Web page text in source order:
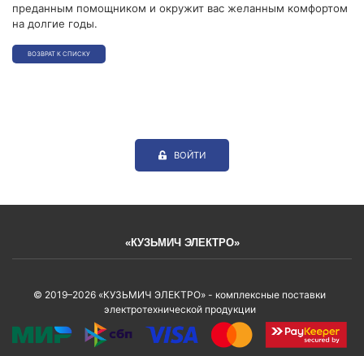
преданным помощником и окружит вас желанным комфортом
на долгие годы.
ВОЗВРАТ К СПИСКУ
ВОЙТИ
«КУЗЬМИЧ ЭЛЕКТРО»
© 2019–2026 «КУЗЬМИЧ ЭЛЕКТРО» - комплексные поставки
электротехнической продукции